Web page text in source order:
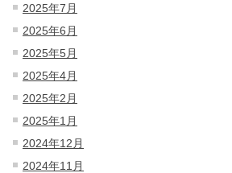
2025年7月
2025年6月
2025年5月
2025年4月
2025年2月
2025年1月
2024年12月
2024年11月